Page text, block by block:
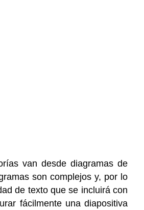
van desde diagramas de
son complejos y, por lo
de texto que se incluirá con
fácilmente una diapositiva